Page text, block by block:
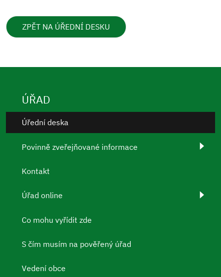
ZPĚT NA ÚŘEDNÍ DESKU
ÚŘAD
Úřední deska
Povinně zveřejňované informace
Kontakt
Úřad online
Co mohu vyřídit zde
S čím musím na pověřený úřad
Vedení obce